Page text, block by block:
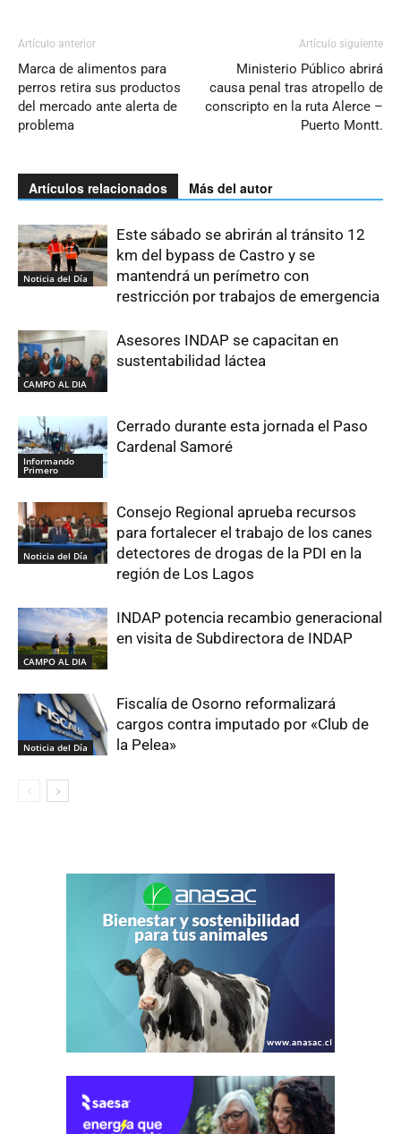
Artículo anterior
Marca de alimentos para
perros retira sus productos
del mercado ante alerta de
problema
Artículo siguiente
Ministerio Público abrirá
causa penal tras atropello de
conscripto en la ruta Alerce –
Puerto Montt.
Artículos relacionados Más del autor
Noticia del Día
Este sábado se abrirán al tránsito 12
km del bypass de Castro y se
mantendrá un perímetro con
restricción por trabajos de emergencia
CAMPO AL DIA
Asesores INDAP se capacitan en
sustentabilidad láctea
Informando
Primero
Cerrado durante esta jornada el Paso
Cardenal Samoré
Noticia del Día
Consejo Regional aprueba recursos
para fortalecer el trabajo de los canes
detectores de drogas de la PDI en la
región de Los Lagos
CAMPO AL DIA
INDAP potencia recambio generacional
en visita de Subdirectora de INDAP
Noticia del Día
Fiscalía de Osorno reformalizará
cargos contra imputado por «Club de
la Pelea»